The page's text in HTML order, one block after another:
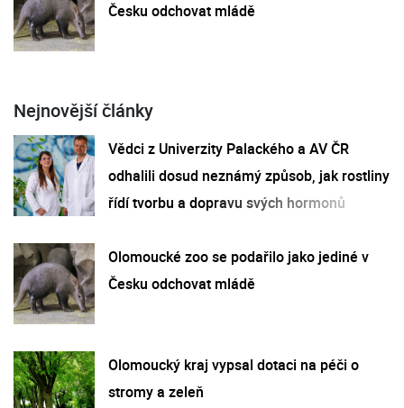
Česku odchovat mládě
Nejnovější články
Vědci z Univerzity Palackého a AV ČR
odhalili dosud neznámý způsob, jak rostliny
řídí tvorbu a dopravu svých hormonů
Olomoucké zoo se podařilo jako jediné v
Česku odchovat mládě
Olomoucký kraj vypsal dotaci na péči o
stromy a zeleň